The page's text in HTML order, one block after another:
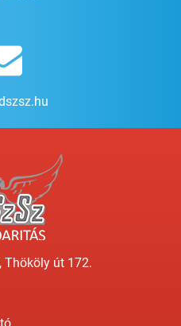
Thököly út 172.